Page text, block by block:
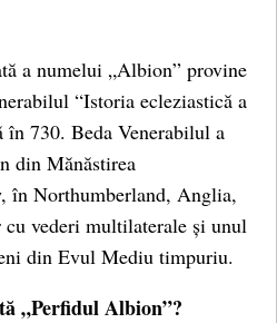
a numelui „Albion” provine
“Istoria ecleziastică a
în 730. Beda Venerabilul a
din Mănăstirea
în Northumberland, Anglia,
cu vederi multilaterale și unul
din Evul Mediu timpuriu.
„Perfidul Albion”?